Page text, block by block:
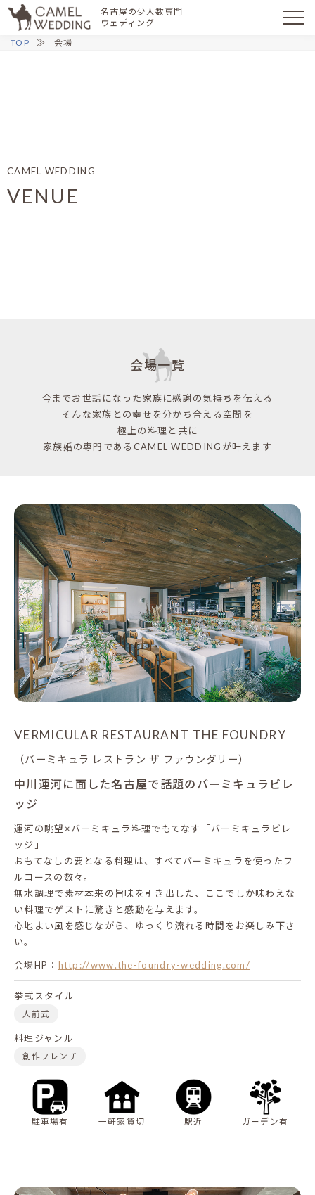
名古屋の少人数専門
ウェディング
TOP
会場
CAMEL WEDDING
VENUE
会場一覧
今までお世話になった家族に感謝の気持ちを伝える
そんな家族との幸せを分かち合える空間を
極上の料理と共に
家族婚の専門であるCAMEL WEDDINGが叶えます
VERMICULAR RESTAURANT THE FOUNDRY
（バーミキュラ レストラン ザ ファウンダリー）
中川運河に面した名古屋で話題のバーミキュラビレ
ッジ
運河の眺望×バーミキュラ料理でもてなす「バーミキュラビレ
ッジ」
おもてなしの要となる料理は、すべてバーミキュラを使ったフ
ルコースの数々。
無水調理で素材本来の旨味を引き出した、ここでしか味わえな
い料理でゲストに驚きと感動を与えます。
心地よい風を感じながら、ゆっくり流れる時間をお楽しみ下さ
い。
会場HP： http://www.the-foundry-wedding.com/
挙式スタイル
人前式
料理ジャンル
創作フレンチ
駐車場有 一軒家貸切 駅近 ガーデン有